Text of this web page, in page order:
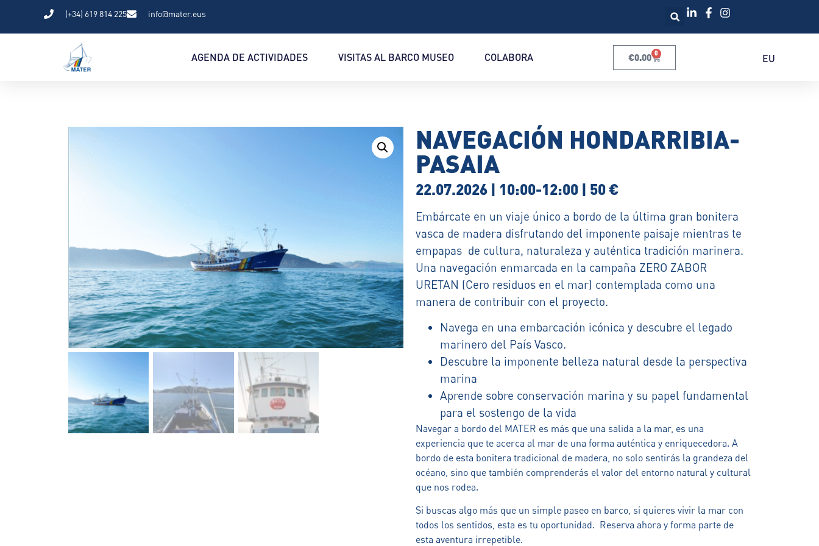
(+34) 619 814 225 info@mater.eus
AGENDA DE ACTIVIDADES VISITAS AL BARCO MUSEO COLABORA €0.00 0 EU
NAVEGACIÓN HONDARRIBIA-
PASAIA
22.07.2026 | 10:00-12:00 | 50 €
Embárcate en un viaje único a bordo de la última gran bonitera
vasca de madera disfrutando del imponente paisaje mientras te
empapas de cultura, naturaleza y auténtica tradición marinera.
Una navegación enmarcada en la campaña ZERO ZABOR
URETAN (Cero residuos en el mar) contemplada como una
manera de contribuir con el proyecto.
Navega en una embarcación icónica y descubre el legado
marinero del País Vasco.
Descubre la imponente belleza natural desde la perspectiva
marina
Aprende sobre conservación marina y su papel fundamental
para el sostengo de la vida
Navegar a bordo del MATER es más que una salida a la mar, es una
experiencia que te acerca al mar de una forma auténtica y enriquecedora. A
bordo de esta bonitera tradicional de madera, no solo sentirás la grandeza del
océano, sino que también comprenderás el valor del entorno natural y cultural
que nos rodea.
Si buscas algo más que un simple paseo en barco, si quieres vivir la mar con
todos los sentidos, esta es tu oportunidad. Reserva ahora y forma parte de
esta aventura irrepetible.